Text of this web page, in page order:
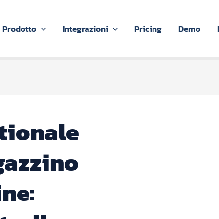
Prodotto Integrazioni Pricing Demo